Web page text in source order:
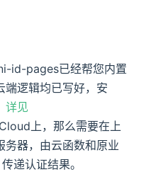
id-pages已经帮您内置
端逻辑均已写好，安
详见
上，那么需要在上
务器，由云函数和原业
递认证结果。